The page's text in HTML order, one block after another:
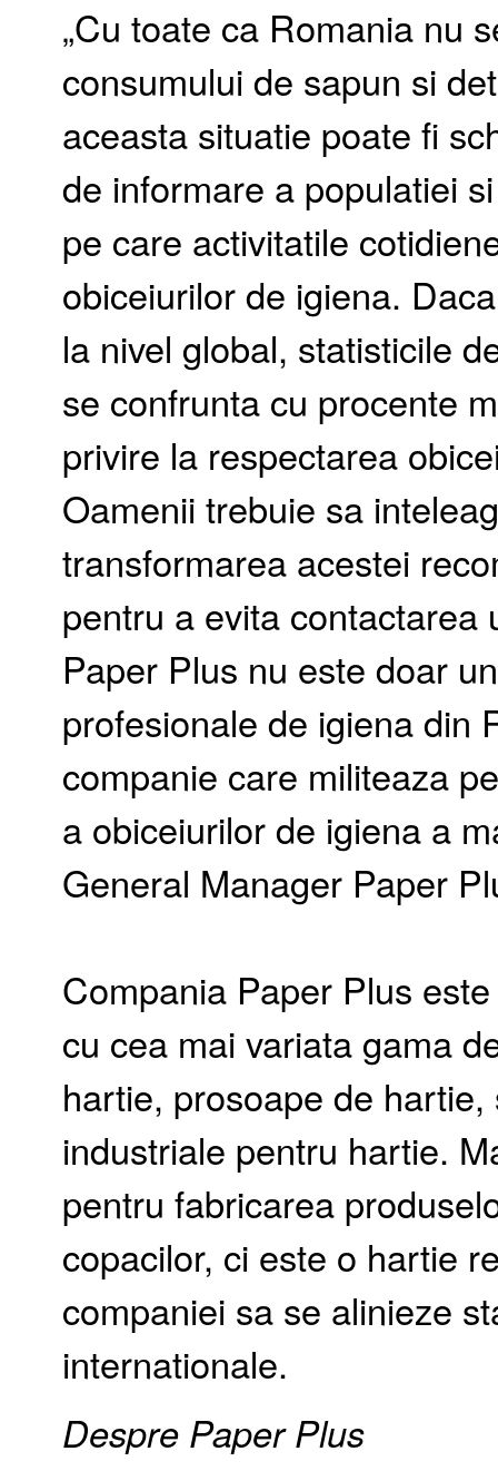
„Cu toate ca Romania nu
consumului de sapun si
aceasta situatie poate fi
de informare a populatiei
pe care activitatile
obiceiurilor de igiena.
la nivel global, statisticile
se confrunta cu procente
privire la respectarea
Oamenii trebuie sa
transformarea acestei
pentru a evita contactarea
Paper Plus nu este doar
profesionale de igiena din
companie care militeaza
a obiceiurilor de igiena a
General Manager Paper
Compania Paper Plus
cu cea mai variata gama
hartie, prosoape de
industriale pentru hartie.
pentru fabricarea
copacilor, ci este o hartie
companiei sa se alinieze
internationale.
Despre Paper Plus